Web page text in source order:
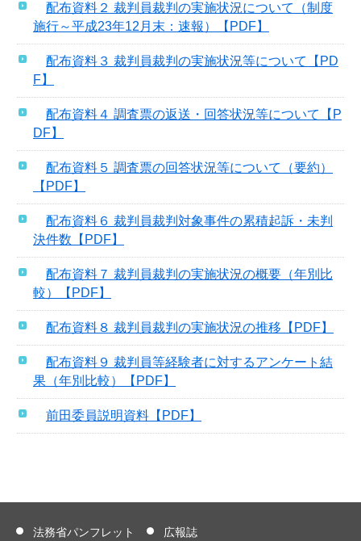
配布資料２ 裁判員裁判の実施状況について（制度
施行～平成23年12月末：速報）【PDF】
配布資料３ 裁判員裁判の実施状況等について【PD
F】
配布資料４ 調査票の返送・回答状況等について【P
DF】
配布資料５ 調査票の回答状況等について（要約）
【PDF】
配布資料６ 裁判員裁判対象事件の累積起訴・未判
決件数【PDF】
配布資料７ 裁判員裁判の実施状況の概要（年別比
較）【PDF】
配布資料８ 裁判員裁判の実施状況の推移【PDF】
配布資料９ 裁判員等経験者に対するアンケート結
果（年別比較）【PDF】
前田委員説明資料【PDF】
法務省パンフレット 広報誌